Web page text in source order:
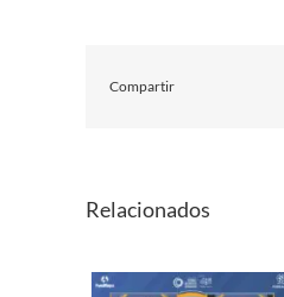
Compartir
Relacionados